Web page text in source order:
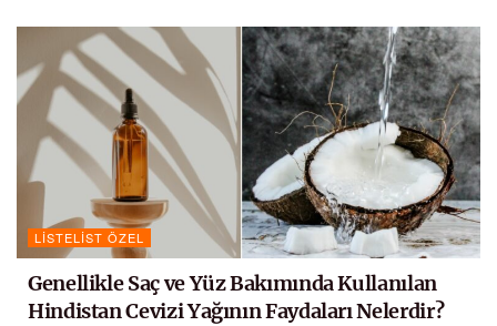
LISTELIST ÖZEL
Genellikle Saç ve Yüz Bakımında Kullanılan
Hindistan Cevizi Yağının Faydaları Nelerdir?